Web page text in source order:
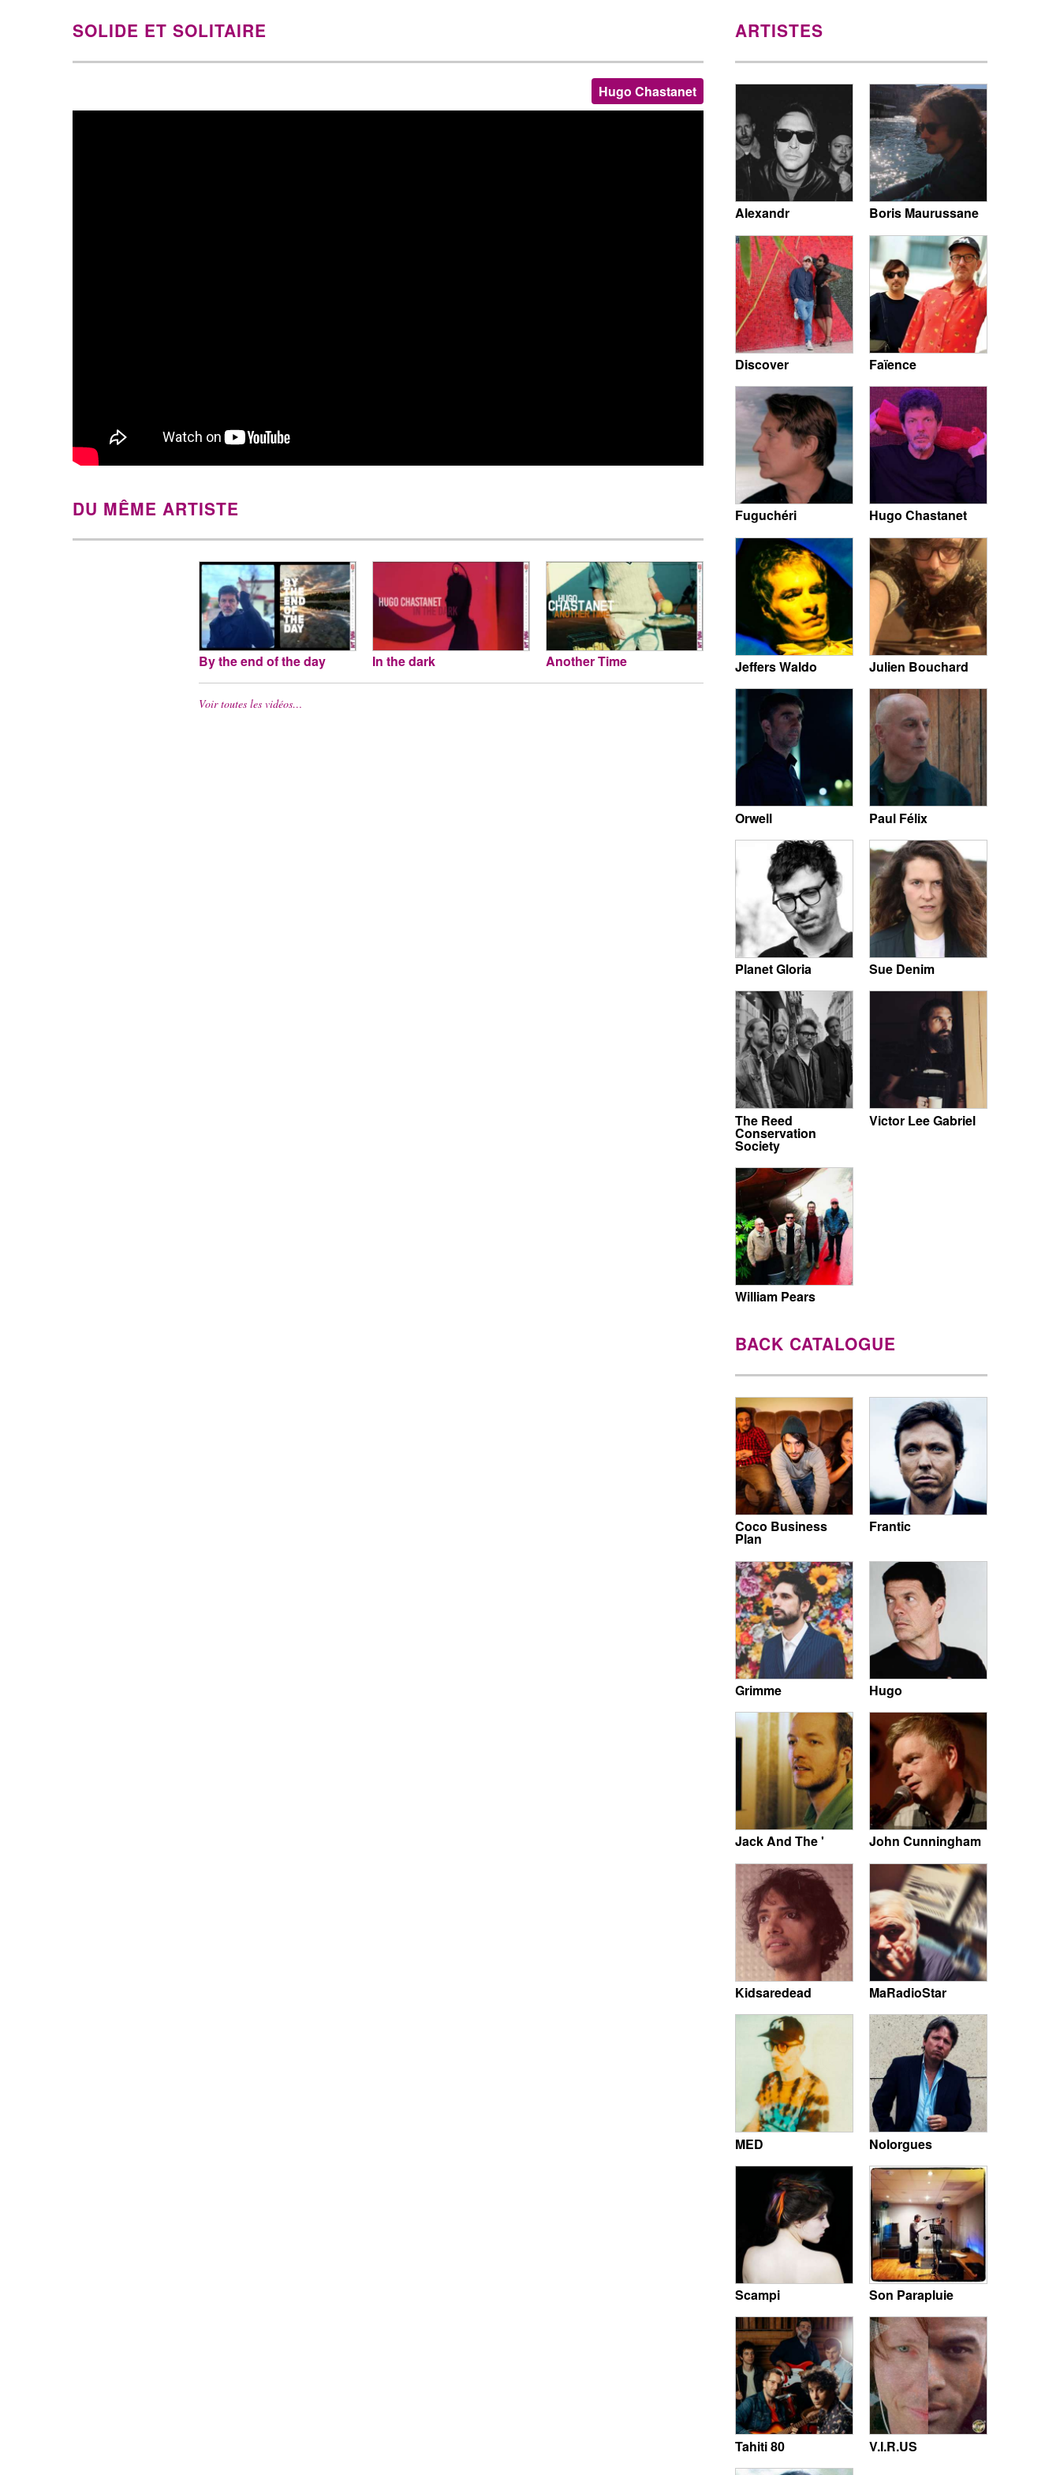
SOLIDE ET SOLITAIRE
Hugo Chastanet
DU MÊME ARTISTE
By the end of the day In the dark Another Time
Voir toutes les vidéos…
ARTISTES
Alexandr Boris Maurussane
Discover Faïence
Fuguchéri Hugo Chastanet
Jeffers Waldo Julien Bouchard
Orwell Paul Félix
Planet Gloria Sue Denim
The Reed
Conservation
Society
Victor Lee Gabriel
William Pears
BACK CATALOGUE
Coco Business
Plan
Frantic
Grimme Hugo
Jack And The ' John Cunningham
Kidsaredead MaRadioStar
MED Nolorgues
Scampi Son Parapluie
Tahiti 80 V.I.R.US